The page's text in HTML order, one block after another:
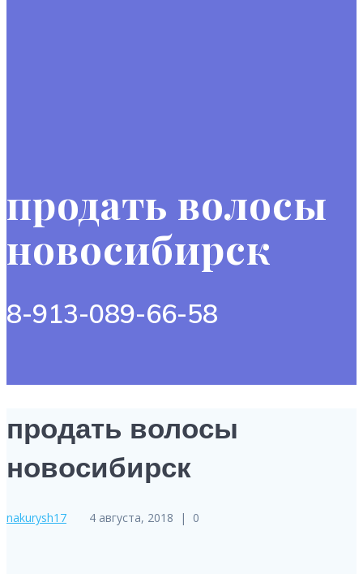
продать волосы
новосибирск
8-913-089-66-58
продать волосы
новосибирск
nakurysh17 4 августа, 2018 | 0